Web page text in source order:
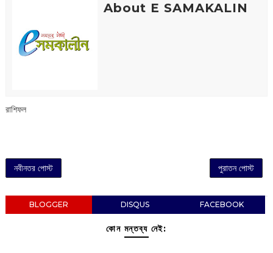
About E SAMAKALIN
রাশিফল
নবীনতর পোস্ট পুরাতন পোস্ট
BLOGGER DISQUS FACEBOOK
কোন মন্তব্য নেই: